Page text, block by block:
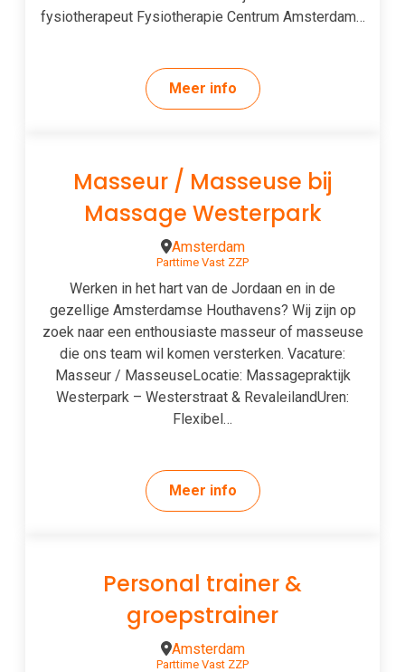
fysiotherapeut Fysiotherapie Centrum Amsterdam…
Meer info
Masseur / Masseuse bij
Massage Westerpark
Amsterdam
Parttime Vast ZZP
Werken in het hart van de Jordaan en in de
gezellige Amsterdamse Houthavens? Wij zijn op
zoek naar een enthousiaste masseur of masseuse
die ons team wil komen versterken. Vacature:
Masseur / MasseuseLocatie: Massagepraktijk
Westerpark – Westerstraat & RevaleilandUren:
Flexibel…
Meer info
Personal trainer &
groepstrainer
Amsterdam
Parttime Vast ZZP